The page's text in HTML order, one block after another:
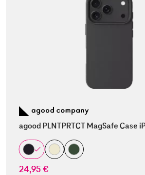
agood PLNTPRTCT MagSafe Case
24,95 €